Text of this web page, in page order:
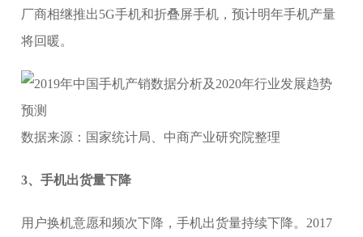
厂商相继推出5G手机和折叠屏手机，预计明年手机产量
将回暖。
数据来源：国家统计局、中商产业研究院整理
3、手机出货量下降
用户换机意愿和频次下降，手机出货量持续下降。2017